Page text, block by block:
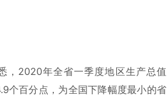
，2020年全省一季度地区生产总值
个百分点，为全国下降幅度最小的省